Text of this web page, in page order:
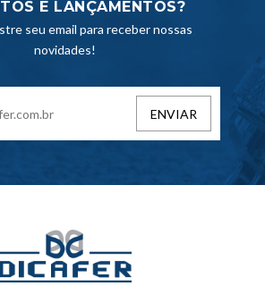
E LANÇAMENTOS?
seu email para receber nossas
novidades!
ENVIAR